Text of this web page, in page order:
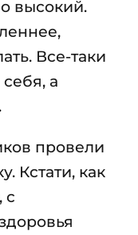
высокий.
Все-таки
а
провели
Кстати, как
с